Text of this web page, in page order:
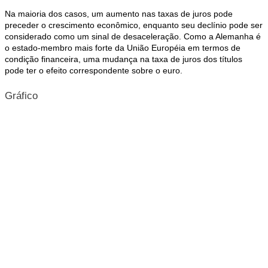
Na maioria dos casos, um aumento nas taxas de juros pode
preceder o crescimento econômico, enquanto seu declínio pode ser
considerado como um sinal de desaceleração. Como a Alemanha é
o estado-membro mais forte da União Européia em termos de
condição financeira, uma mudança na taxa de juros dos títulos
pode ter o efeito correspondente sobre o euro.
Gráfico